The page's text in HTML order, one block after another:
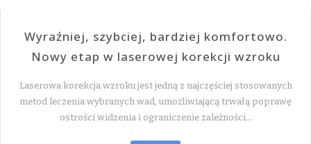
Wyraźniej, szybciej, bardziej komfortowo.
Nowy etap w laserowej korekcji wzroku
Laserowa korekcja wzroku jest jedną z najczęściej stosowanych
metod leczenia wybranych wad, umożliwiającą trwałą poprawę
ostrości widzenia i ograniczenie zależności…